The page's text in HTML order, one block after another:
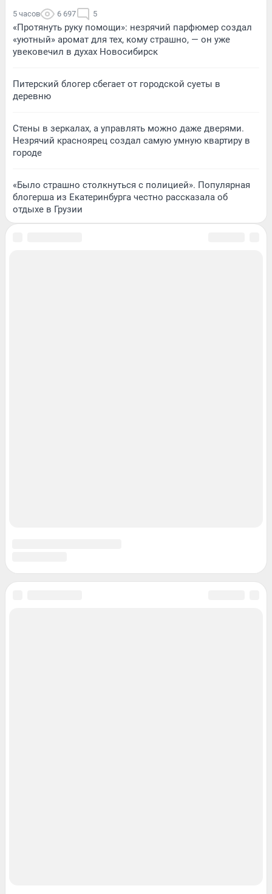
5 часов 6 697 5
«Протянуть руку помощи»: незрячий парфюмер создал
«уютный» аромат для тех, кому страшно, — он уже
увековечил в духах Новосибирск
Питерский блогер сбегает от городской суеты в
деревню
Стены в зеркалах, а управлять можно даже дверями.
Незрячий красноярец создал самую умную квартиру в
городе
«Было страшно столкнуться с полицией». Популярная
блогерша из Екатеринбурга честно рассказала об
отдыхе в Грузии